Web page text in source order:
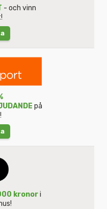
- och vinn
på
kronori